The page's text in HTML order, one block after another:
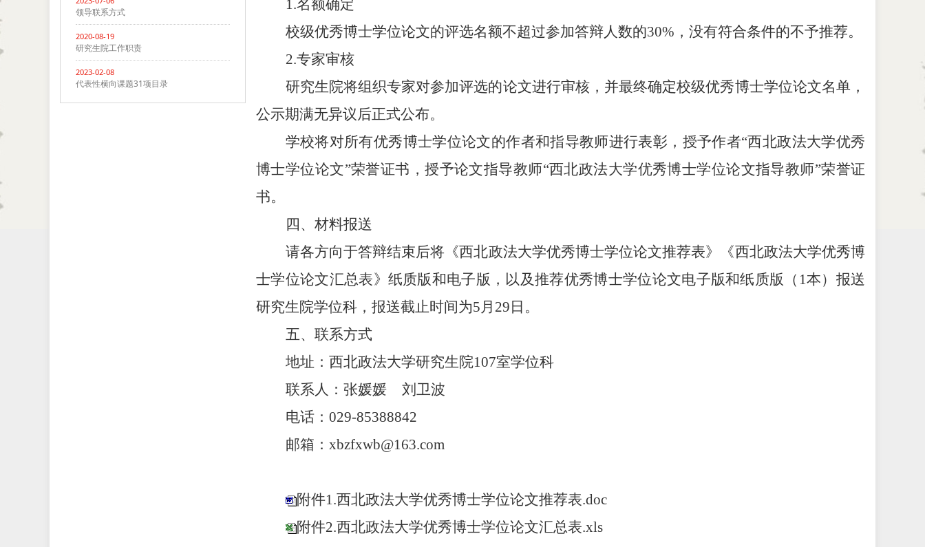
领导联系方式
2020-08-19
研究生院工作职责
2023-02-08
代表性横向课题31项目录
1.名额确定
校级优秀博士学位论文的评选名额不超过参加答辩人数的30%，没有符合条件的不予推荐。
2.专家审核
研究生院将组织专家对参加评选的论文进行审核，并最终确定校级优秀博士学位论文名单，
公示期满无异议后正式公布。
学校将对所有优秀博士学位论文的作者和指导教师进行表彰， 授予作者“西北政法大学优秀
博士学位论文”荣誉证书，授予论文指导教师“西北政法大学优秀博士学位论文指导教师”荣誉证
书。
四、材料报送
请各方向于答辩结束后将《西北政法大学优秀博士学位论文推荐表》《西北政法大学优秀博
士学位论文汇总表》纸质版和电子版，以及推荐优秀博士学位论文电子版和纸质版（ 1本）报送
研究生院学位科，报送截止时间为5月 29 日。
五、联系方式
地址：西北政法大学研究生院107室学位科
联系人：张媛媛 刘卫波
电话： 029-85388842
邮箱： xbzfxwb@163.com
附件1.西北政法大学优秀博士学位论文推荐表.doc
附件2.西北政法大学优秀博士学位论文汇总表.xls